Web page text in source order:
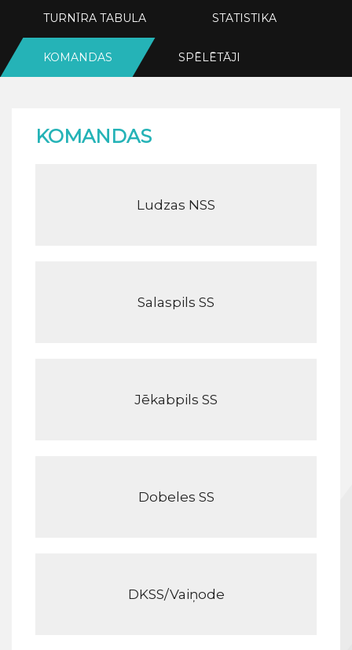
TURNĪRA TABULA STATISTIKA
KOMANDAS SPĒLĒTĀJI
KOMANDAS
Ludzas NSS
Salaspils SS
Jēkabpils SS
Dobeles SS
DKSS/Vaiņode